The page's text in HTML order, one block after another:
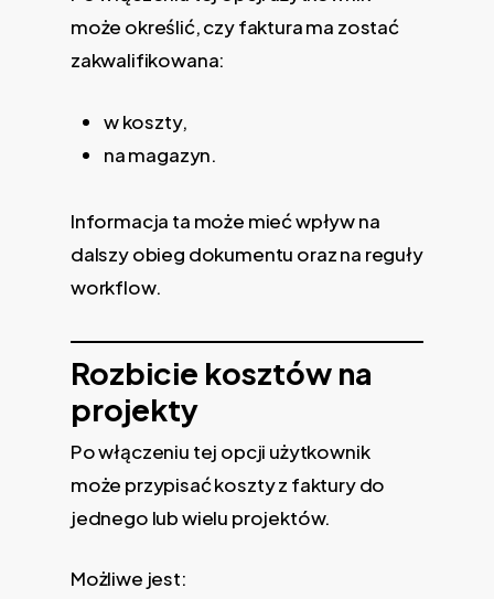
może określić, czy faktura ma zostać
zakwalifikowana:
w koszty,
na magazyn.
Informacja ta może mieć wpływ na
dalszy obieg dokumentu oraz na reguły
workflow.
Rozbicie kosztów na
projekty
Po włączeniu tej opcji użytkownik
może przypisać koszty z faktury do
jednego lub wielu projektów.
Możliwe jest: